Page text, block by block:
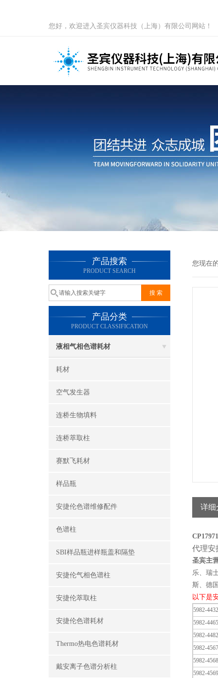
您好，欢迎进入圣宾仪器科技（上海）有限公司网站！
产品搜索
PRODUCT SEARCH
产品分类
PRODUCT CLASSIFICATION
液相气相色谱耗材
耗材
空气发生器
连桥生物填料
连桥萃取柱
赛默飞耗材
样品瓶
安捷伦色谱维修配件
色谱柱
SBI样品瓶进样瓶盖和隔垫
安捷伦气相色谱柱
安捷伦萃取柱
安捷伦色谱耗材
Thermo热电色谱耗材
戴安离子色谱分析柱
您现在
详细
代理安
圣宾主
乐、瑞
斯、德
以下是
5982-4432
5982-4465
5982-4482
5982-4567
5982-4568
5982-4569